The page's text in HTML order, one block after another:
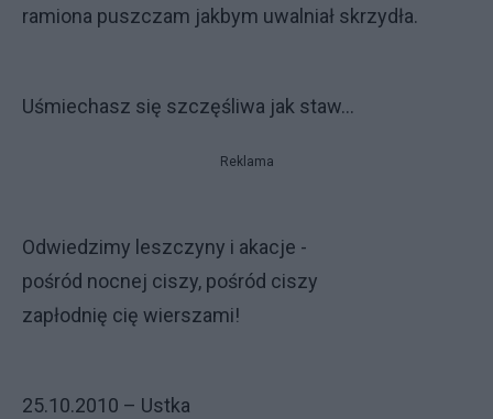
ramiona puszczam jakbym uwalniał skrzydła.
Uśmiechasz się szczęśliwa jak staw...
Reklama
Odwiedzimy leszczyny i akacje -
pośród nocnej ciszy, pośród ciszy
zapłodnię cię wierszami!
25.10.2010 – Ustka